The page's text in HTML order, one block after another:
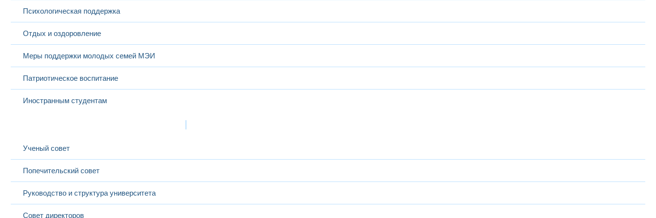
Психологическая поддержка
Отдых и оздоровление
Меры поддержки молодых семей МЭИ
Патриотическое воспитание
Иностранным студентам
Ученый совет
Попечительский совет
Руководство и структура университета
Совет директоров